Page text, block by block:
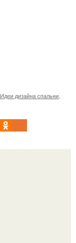
Идеи дизайна спальни